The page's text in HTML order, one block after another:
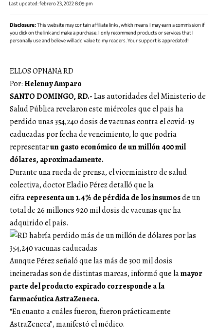
Last updated: febrero 23, 2022 8:09 pm
Disclosure:This website may contain affiliate links, which means I may earn a commission if
you click on the link and make a purchase. I only recommend products or services that I
personally use and believe will add value to my readers. Your support is appreciated!
ELLOS OPNANA RD
Por:Helenny Amparo
SANTO DOMINGO, RD.-Las autoridades del Ministerio de
Salud Pública revelaron este miércoles que el pais ha
perdido unas 354,240 dosis de vacunas contra el covid-19
caducadas por fecha de vencimiento, lo que podría
representarun gasto económico de un millón 400 mil
dólares, aproximadamente.
Durante una rueda de prensa, el viceministro de salud
colectiva, doctor Eladio Pérez detalló que la
cifrarepresenta un 1.4% de pérdida de los insumosde un
total de 26 millones 920 mil dosis de vacunas que ha
adquirido el país.
Aunque Pérez señaló que las más de 300 mil dosis
incineradas son de distintas marcas, informó que lamayor
parte del producto expirado corresponde a la
farmacéutica AstraZeneca.
“En cuanto a cuáles fueron, fueron prácticamente
AstraZeneca”, manifestó el médico.